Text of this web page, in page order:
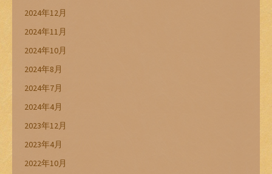
2024年12月
2024年11月
2024年10月
2024年8月
2024年7月
2024年4月
2023年12月
2023年4月
2022年10月